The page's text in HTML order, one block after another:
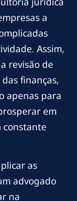
a
Assim,
revisão de
finanças,
apenas para
em
constante
as
advogado
na